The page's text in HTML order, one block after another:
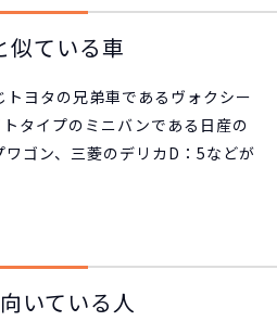
似ている車
ヨタの兄弟車であるヴォクシー
タイプのミニバンである日産の
ゴン、三菱のデリカD：5などが
いている人